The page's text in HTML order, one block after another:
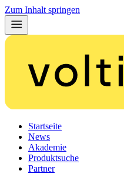
Zum Inhalt springen
Startseite
News
Akademie
Produktsuche
Partner